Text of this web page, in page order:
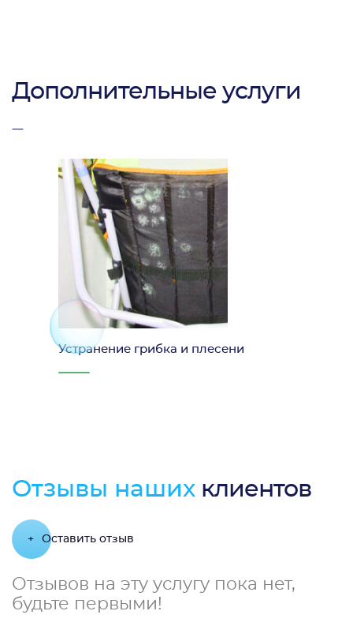
Дополнительные услуги
—
Устранение грибка и плесени
Отзывы наших клиентов
+ Оставить отзыв
Отзывов на эту услугу пока нет,
будьте первыми!